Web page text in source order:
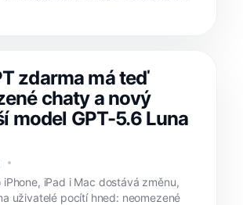
zdarma má teď
chaty a nový
model GPT-5.6 Luna
iPhone, iPad i Mac dostává změnu,
uživatelé pocítí hned: neomezené